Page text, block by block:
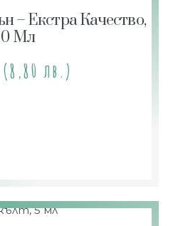
– Екстра Качество,
Мл
(8,80 лв.)